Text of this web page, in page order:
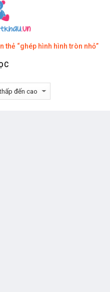
thẻ “ghép hình hình tròn nhỏ”